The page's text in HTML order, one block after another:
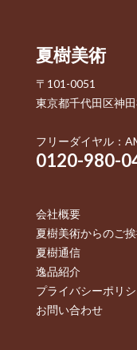
夏樹美術
〒101-0051
東京都千代田区神
フリーダイヤル：
0120-980-
会社概要
夏樹美術からのご
夏樹通信
逸品紹介
プライバシーポリ
お問い合わせ